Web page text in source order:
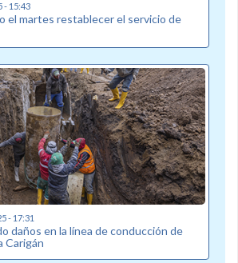
- 15:43
el martes restablecer el servicio de
- 17:31
daños en la línea de conducción de
Carigán